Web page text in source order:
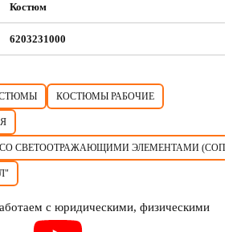
Костюм
6203231000
КОСТЮМЫ РАБОЧИЕ
СВЕТООТРАЖАЮЩИМИ ЭЛЕМЕНТАМИ (СОП)
с юридическими, физическими